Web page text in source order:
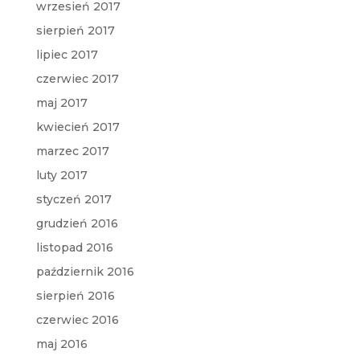
wrzesień 2017
sierpień 2017
lipiec 2017
czerwiec 2017
maj 2017
kwiecień 2017
marzec 2017
luty 2017
styczeń 2017
grudzień 2016
listopad 2016
październik 2016
sierpień 2016
czerwiec 2016
maj 2016